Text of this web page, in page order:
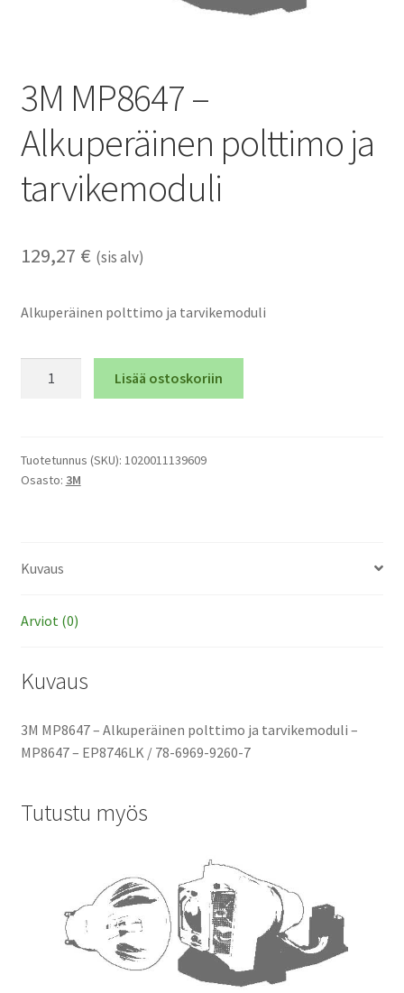
3M MP8647 –
Alkuperäinen polttimo ja
tarvikemoduli
129,27 € (sis alv)
Alkuperäinen polttimo ja tarvikemoduli
polttimo
ja
Lisää ostoskoriin
Tuotetunnus (SKU): 1020011139609
Osasto: 3M
Kuvaus
Arviot (0)
Kuvaus
3M MP8647 – Alkuperäinen polttimo ja tarvikemoduli –
MP8647 – EP8746LK / 78-6969-9260-7
Tutustu myös